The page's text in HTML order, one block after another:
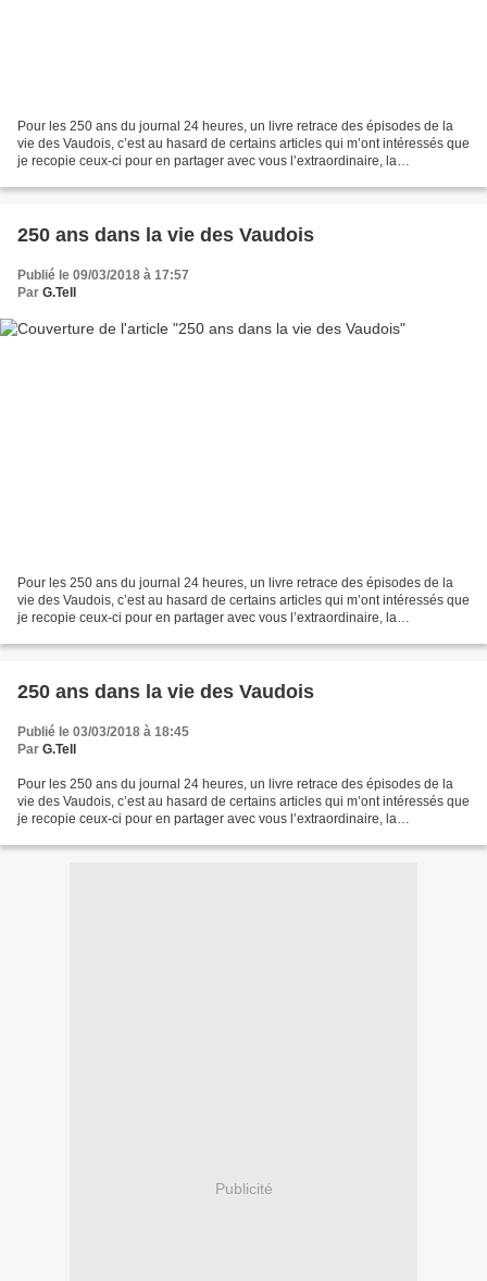
Pour les 250 ans du journal 24 heures, un livre retrace des épisodes de la
vie des Vaudois, c’est au hasard de certains articles qui m’ont intéressés que
je recopie ceux-ci pour en partager avec vous l’extraordinaire, la
250 ans dans la vie des Vaudois
Publié le 09/03/2018 à 17:57
Par G.Tell
Pour les 250 ans du journal 24 heures, un livre retrace des épisodes de la
vie des Vaudois, c’est au hasard de certains articles qui m’ont intéressés que
je recopie ceux-ci pour en partager avec vous l’extraordinaire, la
250 ans dans la vie des Vaudois
Publié le 03/03/2018 à 18:45
Par G.Tell
Pour les 250 ans du journal 24 heures, un livre retrace des épisodes de la
vie des Vaudois, c’est au hasard de certains articles qui m’ont intéressés que
je recopie ceux-ci pour en partager avec vous l’extraordinaire, la
Publicité